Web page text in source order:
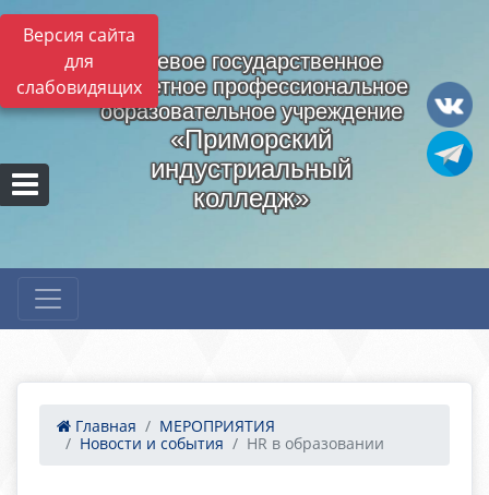
Версия сайта
для
слабовидящих
Краевое государственное
бюджетное профессиональное
образовательное учреждение
«Приморский
индустриальный
колледж»
Главная
МЕРОПРИЯТИЯ
Новости и события
HR в образовании